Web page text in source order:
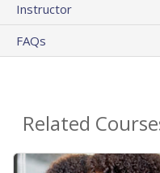
Instructor
FAQs
Related